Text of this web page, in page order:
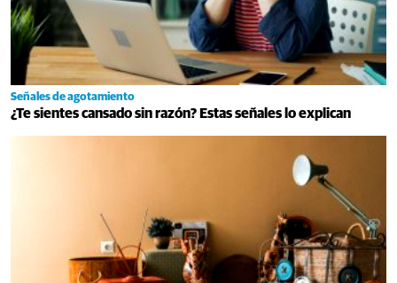
Señales de agotamiento
¿Te sientes cansado sin razón? Estas señales lo explican